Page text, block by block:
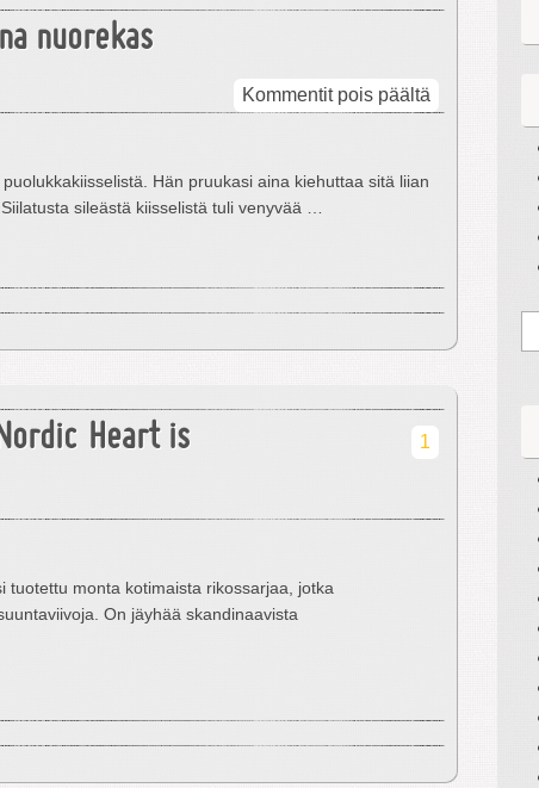
nuorekas
Kommentit pois päältä
Unissa
Hän pruukasi aina kiehuttaa sitä liian
sileästä kiisselistä tuli venyvää …
Heart is
1
tuotettu monta kotimaista rikossarjaa, jotka
On jäyhää skandinaavista